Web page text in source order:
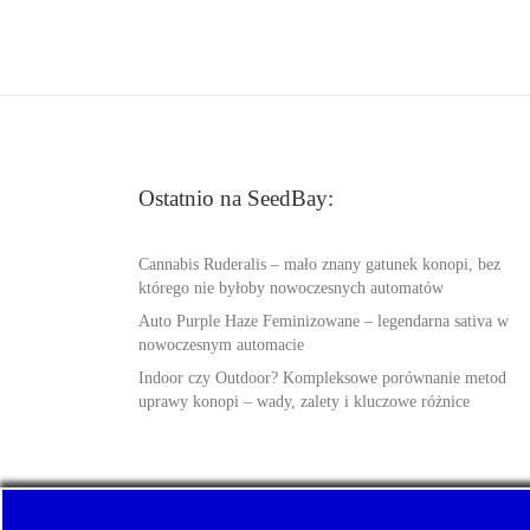
Ostatnio na SeedBay:
Cannabis Ruderalis – mało znany gatunek konopi, bez
którego nie byłoby nowoczesnych automatów
Auto Purple Haze Feminizowane – legendarna sativa w
nowoczesnym automacie
Indoor czy Outdoor? Kompleksowe porównanie metod
uprawy konopi – wady, zalety i kluczowe różnice